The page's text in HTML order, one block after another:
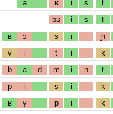
a ʁ i s t
bʁ i s t
ʁ ɔ s i ɲ
v i t i k
b a d m i n t
p i s i k
ʁ y p i k